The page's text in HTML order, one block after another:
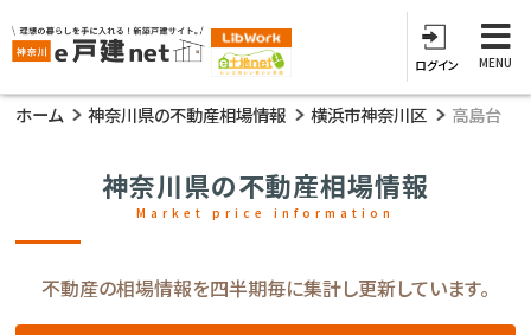
ログイン MENU
ホーム 神奈川県の不動産相場情報 横浜市神奈川区 高島台
神奈川県の不動産相場情報
Market price information
不動産の相場情報を四半期毎に集計し更新しています。